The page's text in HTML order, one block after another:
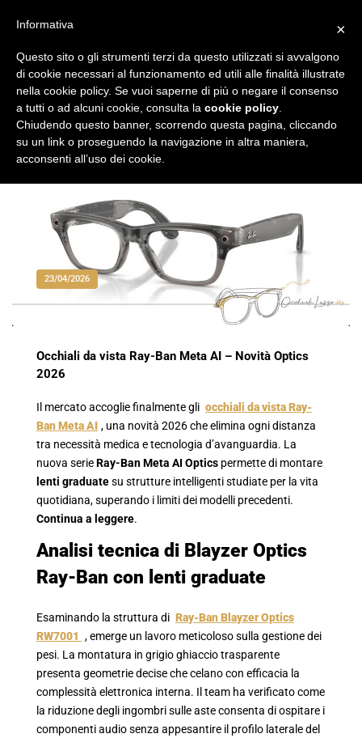
23/04/2026
Occhiali da vista Ray-Ban Meta AI – Novità Optics
2026
Il mercato accoglie finalmente gli occhiali da vista Ray-
Ban Meta AI , una novità 2026 che elimina ogni distanza
tra necessità medica e tecnologia d’avanguardia. La
nuova serieRay-Ban Meta AI Optics permette di montare
lenti graduatesu strutture intelligenti studiate per la vita
quotidiana, superando i limiti dei modelli precedenti.
Continua a leggere.
Analisi tecnica di Blayzer Optics
Ray-Ban con lenti graduate
Esaminando la struttura di Ray-BanBlayzer Optics
RW7001 , emerge un lavoro meticoloso sulla gestione dei
pesi. La montatura in grigio ghiaccio trasparente
presenta geometrie decise che celano con efficacia la
complessità elettronica interna. Il team ha verificato come
la riduzione degli ingombri sulle aste consenta di ospitare i
componenti audio senza appesantire il profilo laterale del
×
Informativa
Questo sito o gli strumenti terzi da questo utilizzati si avvalgono
di cookie necessari al funzionamento ed utili alle finalità illustrate
nella cookie policy. Se vuoi saperne di più o negare il consenso
a tutti o ad alcuni cookie, consulta la cookie policy
Chiudendo questo banner, scorrendo questa pagina, cliccando
su un link o proseguendo la navigazione in altra maniera,
acconsenti all’uso dei cookie.